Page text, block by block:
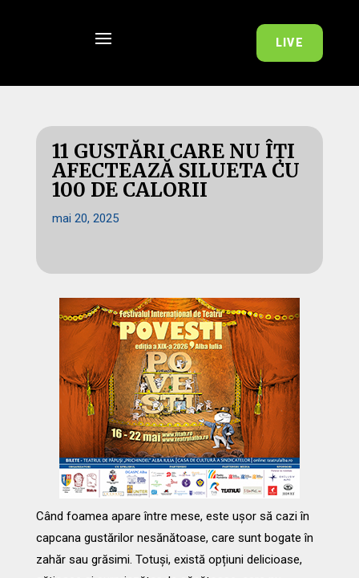
LIVE
11 GUSTĂRI CARE NU ÎȚI
AFECTEAZĂ SILUETA CU
100 DE CALORII
mai 20, 2025
Când foamea apare între mese, este ușor să cazi în
capcana gustărilor nesănătoase, care sunt bogate în
zahăr sau grăsimi. Totuși, există opțiuni delicioase,